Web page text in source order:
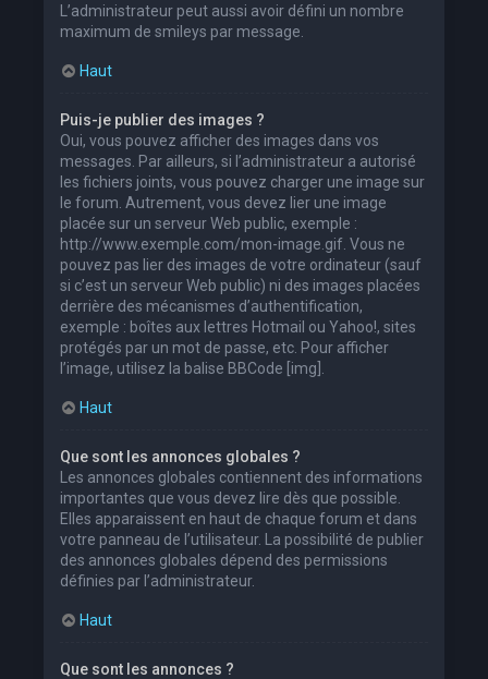
L’administrateur peut aussi avoir défini un nombre
maximum de smileys par message.
Haut
Puis-je publier des images ?
Oui, vous pouvez afficher des images dans vos
messages. Par ailleurs, si l’administrateur a autorisé
les fichiers joints, vous pouvez charger une image sur
le forum. Autrement, vous devez lier une image
placée sur un serveur Web public, exemple :
http://www.exemple.com/mon-image.gif. Vous ne
pouvez pas lier des images de votre ordinateur (sauf
si c’est un serveur Web public) ni des images placées
derrière des mécanismes d’authentification,
exemple : boîtes aux lettres Hotmail ou Yahoo!, sites
protégés par un mot de passe, etc. Pour afficher
l’image, utilisez la balise BBCode [img].
Haut
Que sont les annonces globales ?
Les annonces globales contiennent des informations
importantes que vous devez lire dès que possible.
Elles apparaissent en haut de chaque forum et dans
votre panneau de l’utilisateur. La possibilité de publier
des annonces globales dépend des permissions
définies par l’administrateur.
Haut
Que sont les annonces ?